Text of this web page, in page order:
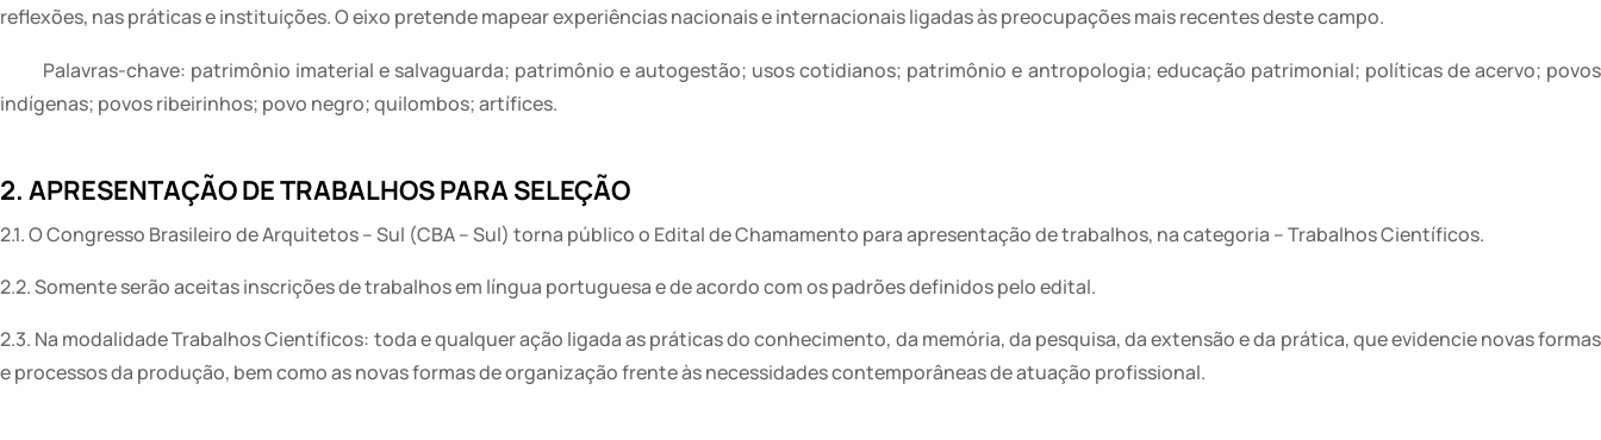
reflexões, nas práticas e instituições. O eixo pretende mapear experiências nacionais e internacionais ligadas às preocupações mais recentes deste campo.
Palavras-chave: patrimônio imaterial e salvaguarda; patrimônio e autogestão; usos cotidianos; patrimônio e antropologia; educação patrimonial; políticas de acervo; povos
indígenas; povos ribeirinhos; povo negro; quilombos; artífices.
2. APRESENTAÇÃO DE TRABALHOS PARA SELEÇÃO
2.1. O Congresso Brasileiro de Arquitetos – Sul (CBA – Sul) torna público o Edital de Chamamento para apresentação de trabalhos, na categoria – Trabalhos Científicos.
2.2. Somente serão aceitas inscrições de trabalhos em língua portuguesa e de acordo com os padrões definidos pelo edital.
2.3. Na modalidade Trabalhos Científicos: toda e qualquer ação ligada as práticas do conhecimento, da memória, da pesquisa, da extensão e da prática, que evidencie novas formas
e processos da produção, bem como as novas formas de organização frente às necessidades contemporâneas de atuação profissional.